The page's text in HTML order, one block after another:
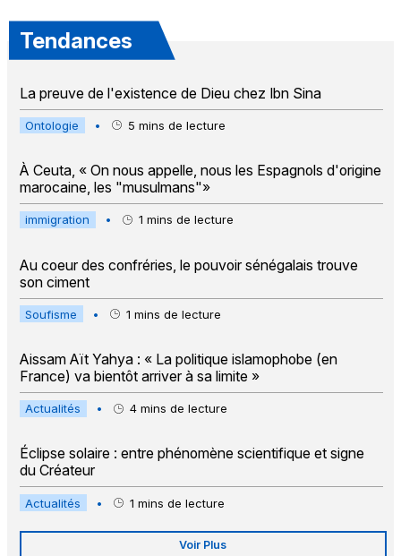
Tendances
La preuve de l'existence de Dieu chez Ibn Sina
Ontologie • 5 mins de lecture
À Ceuta, « On nous appelle, nous les Espagnols d'origine
marocaine, les "musulmans"»
immigration • 1 mins de lecture
Au coeur des confréries, le pouvoir sénégalais trouve
son ciment
Soufisme • 1 mins de lecture
Aissam Aït Yahya : « La politique islamophobe (en
France) va bientôt arriver à sa limite »
Actualités • 4 mins de lecture
Éclipse solaire : entre phénomène scientifique et signe
du Créateur
Actualités • 1 mins de lecture
Voir Plus